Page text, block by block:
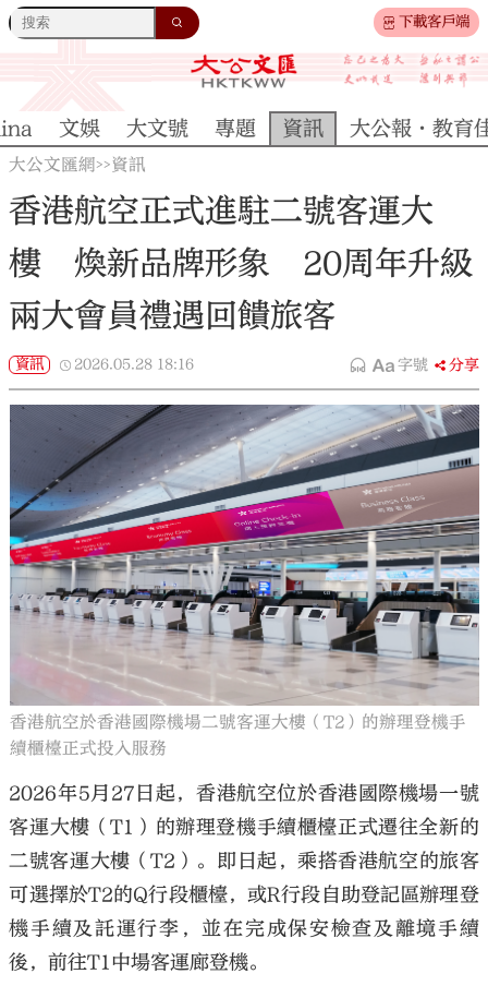
下載客戶端
大公文匯
文娛 大文號 專題 資訊 大公報·教育
大公文匯網>>資訊
香港航空正式進駐二號客運大
樓 煥新品牌形象 20周年升級
兩大會員禮遇回饋旅客
資訊 2026.05.28 18:16 字號 分享
香港航空於香港國際機場二號客運大樓（T2）的辦理登機手
續櫃檯正式投入服務
2026年5月27日起，香港航空位於香港國際機場一號
客運大樓（T1）的辦理登機手續櫃檯正式遷往全新的
二號客運大樓（T2）。即日起，乘搭香港航空的旅客
可選擇於T2的Q行段櫃檯，或R行段自助登記區辦理登
機手續及託運行李，並在完成保安檢查及離境手續
後，前往T1中場客運廊登機。